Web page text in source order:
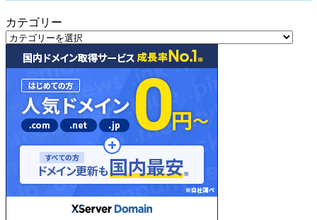
カテゴリー